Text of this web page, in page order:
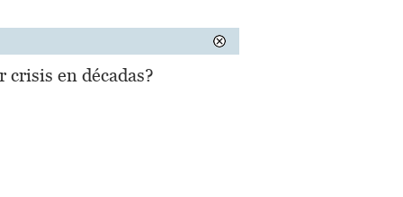
en décadas?